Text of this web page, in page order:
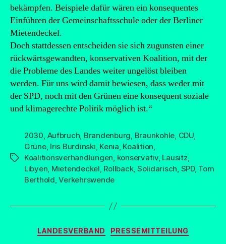
bekämpfen. Beispiele dafür wären ein konsequentes
Einführen der Gemeinschaftsschule oder der Berliner
Mietendeckel.
Doch stattdessen entscheiden sie sich zugunsten einer
rückwärtsgewandten, konservativen Koalition, mit der
die Probleme des Landes weiter ungelöst bleiben
werden. Für uns wird damit bewiesen, dass weder mit
der SPD, noch mit den Grünen eine konsequent soziale
und klimagerechte Politik möglich ist.“
Schlagwörter
2030, Aufbruch, Brandenburg, Braunkohle, CDU,
Grüne, Iris Burdinski, Kenia, Koalition,
Koalitionsverhandlungen, konservativ, Lausitz,
Libyen, Mietendeckel, Rollback, Solidarisch, SPD, Tom
Berthold,Verkehrswende
Kategorien
LANDESVERBAND PRESSEMITTEILUNG